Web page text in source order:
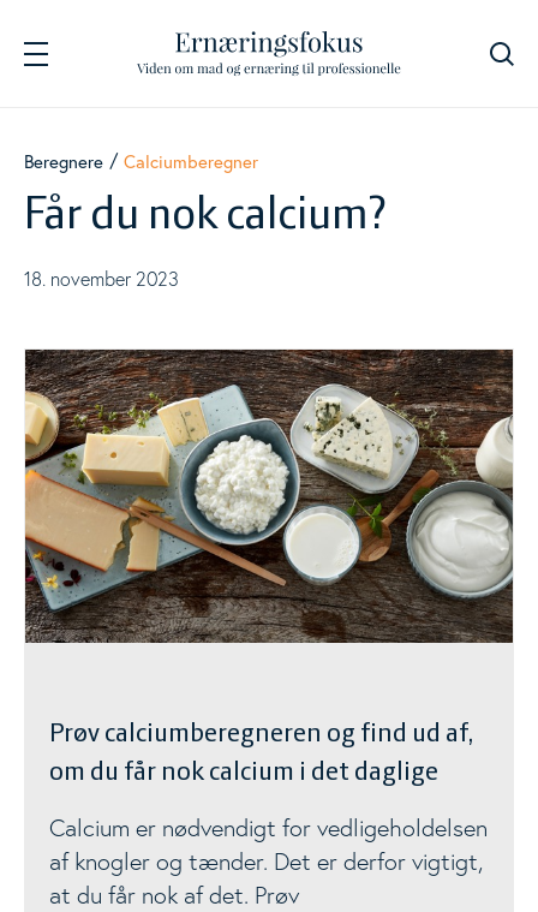
Navigation
Fødevarer
Måltidsberegner
Jernberegner
Calciumberegner
Proteinberegner
Kostanbefalinger
Livsstil
Beregnere Calciumberegner
Får du nok calcium?
18. november 2023
Prøv calciumberegneren og find ud af,
om du får nok calcium i det daglige
Calcium er nødvendigt for vedligeholdelsen
af knogler og tænder. Det er derfor vigtigt,
at du får nok af det. Prøv